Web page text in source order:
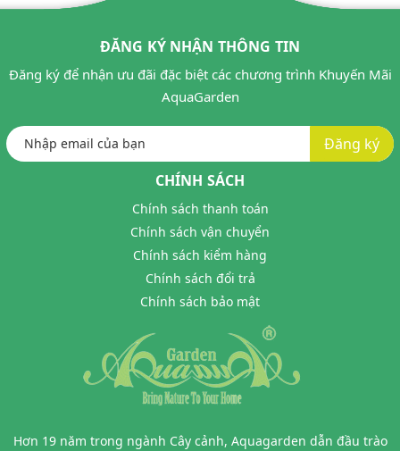
ĐĂNG KÝ NHẬN THÔNG TIN
Đăng ký để nhận ưu đãi đặc biệt các chương trình Khuyến Mãi
AquaGarden
Đăng ký
CHÍNH SÁCH
Chính sách thanh toán
Chính sách vận chuyển
Chính sách kiểm hàng
Chính sách đổi trả
Chính sách bảo mật
Hơn 19 năm trong ngành Cây cảnh, Aquagarden dẫn đầu trào